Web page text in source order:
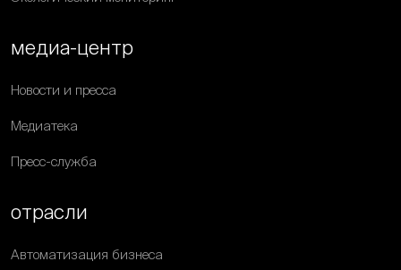
медиа-центр
Новости и пресса
Медиатека
Пресс-служба
отрасли
Автоматизация бизнеса